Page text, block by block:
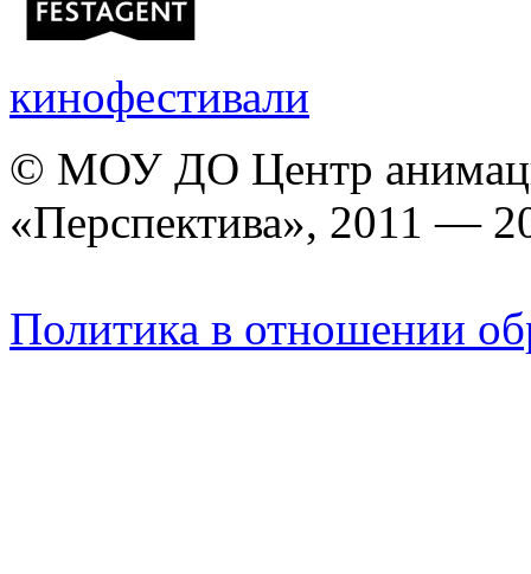
кинофестивали
© МОУ ДО Центр
«Перспектива», 2011 —
Политика в отношении